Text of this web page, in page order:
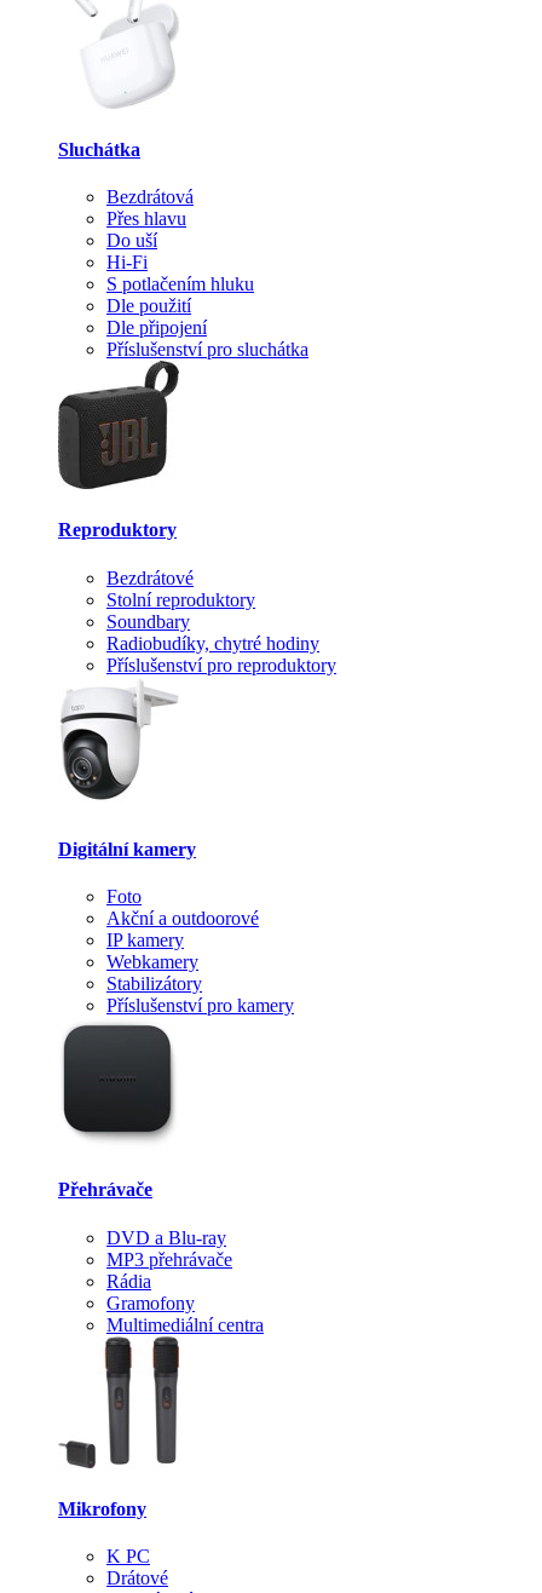
Sluchátka
Bezdrátová
Přes hlavu
Do uší
Hi-Fi
S potlačením hluku
Dle použití
Dle připojení
Příslušenství pro sluchátka
Reproduktory
Bezdrátové
Stolní reproduktory
Soundbary
Radiobudíky, chytré hodiny
Příslušenství pro reproduktory
Digitální kamery
Foto
Akční a outdoorové
IP kamery
Webkamery
Stabilizátory
Příslušenství pro kamery
Přehrávače
DVD a Blu-ray
MP3 přehrávače
Rádia
Gramofony
Multimediální centra
Mikrofony
K PC
Drátové